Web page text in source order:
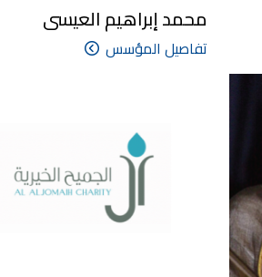
محمد إبراهيم العيسى
تفاصيل المؤسس